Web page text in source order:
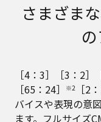
さまざま
［4：3］［3：2］
［65：24］
※2 ［2
バイスや表現の意
ます。フルサイズ